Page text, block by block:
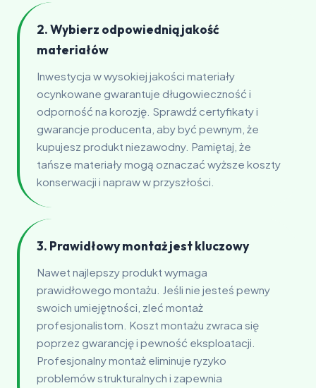
2. Wybierz odpowiednią jakość
materiałów
Inwestycja w wysokiej jakości materiały
ocynkowane gwarantuje długowieczność i
odporność na korozję. Sprawdź certyfikaty i
gwarancje producenta, aby być pewnym, że
kupujesz produkt niezawodny. Pamiętaj, że
tańsze materiały mogą oznaczać wyższe koszty
konserwacji i napraw w przyszłości.
3. Prawidłowy montaż jest kluczowy
Nawet najlepszy produkt wymaga
prawidłowego montażu. Jeśli nie jesteś pewny
swoich umiejętności, zleć montaż
profesjonalistom. Koszt montażu zwraca się
poprzez gwarancję i pewność eksploatacji.
Profesjonalny montaż eliminuje ryzyko
problemów strukturalnych i zapewnia